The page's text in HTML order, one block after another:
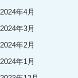
2024年4月
2024年3月
2024年2月
2024年1月